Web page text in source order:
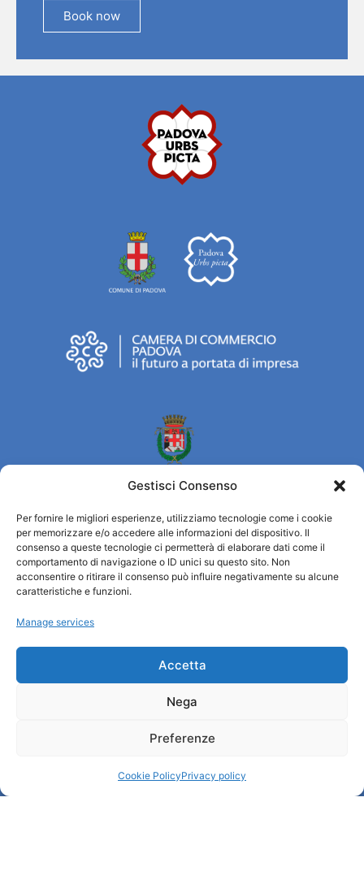
Gestisci Consenso
Per fornire le migliori esperienze, utilizziamo tecnologie come i cookie
per memorizzare e/o accedere alle informazioni del dispositivo. Il
consenso a queste tecnologie ci permetterà di elaborare dati come il
comportamento di navigazione o ID unici su questo sito. Non
acconsentire o ritirare il consenso può influire negativamente su alcune
caratteristiche e funzioni.
Manage services
Accetta
Nega
Preferenze
Cookie PolicyPrivacy policy
Book now
Turismo Padova
Who we are
Privacy policy